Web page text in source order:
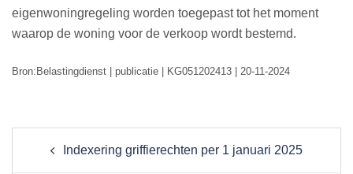
eigenwoningregeling worden toegepast tot het moment
waarop de woning voor de verkoop wordt bestemd.
Bron:Belastingdienst | publicatie | KG051202413 | 20-11-2024
Post
navigation
Indexering griffierechten per 1 januari 2025